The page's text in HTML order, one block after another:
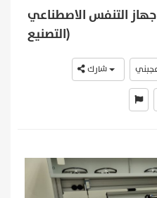
جهاز التنفس الاصطناعي MFGC-v001 (فريق نادي
التصنيع)